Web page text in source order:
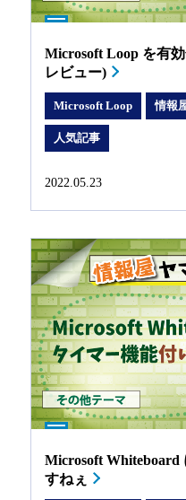
Microsoft Loop を有
レビュー)
Microsoft Loop 情報
人気記事
2022.05.23
Microsoft Whiteboard
すねぇ